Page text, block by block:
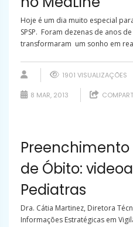
Hoje é um dia muito especial
SPSP. Foram dezenas de anos
transformaram um sonho em
1901 VISUALIZAÇÕES
8 MAR, 2013
de Óbito:
Pediatras
Dra. Cátia Martinez, Diretora
Informações Estratégicas em